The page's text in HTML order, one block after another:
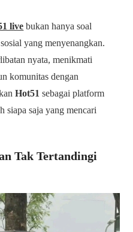
live bukan hanya soal
yang menyenangkan.
nyata, menikmati
komunitas dengan
Hot51 sebagai platform
siapa saja yang mencari
Tak Tertandingi